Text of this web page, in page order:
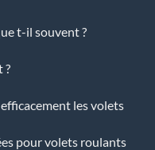
t-il souvent ?
?
les volets
pour volets roulants